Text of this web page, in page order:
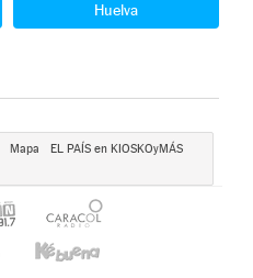
Huelva
Mapa
EL PAÍS en KIOSKOyMÁS